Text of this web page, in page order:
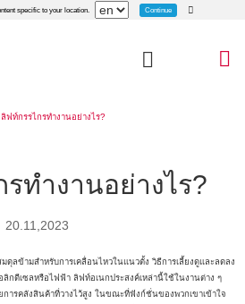
specific to your location. Continue
ลิฟท์กรรไกรทำงานอย่างไร?
ทำงานอย่างไร?
20.11,2023
ดุลข้ามสำหรับการเคลื่อนไหวในแนวตั้ง วิธีการเลี้ยงดูและลดลง
กดีเซลหรือไฟฟ้า ลิฟท์อเนกประสงค์เหล่านี้ใช้ในงานต่าง ๆ
การคลังสินค้าที่วางไว้สูง ในขณะที่ฟังก์ชั่นของพวกเขาเข้าใจ